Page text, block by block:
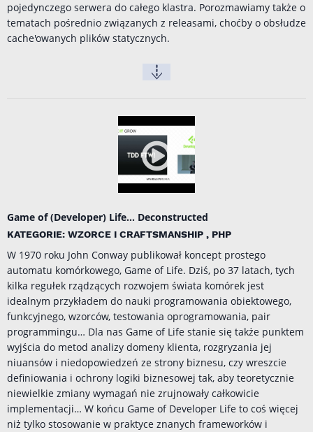
pojedynczego serwera do całego klastra. Porozmawiamy także o
tematach pośrednio związanych z releasami, choćby o obsłudze
cache'owanych plików statycznych.
Game of (Developer) Life... Deconstructed
KATEGORIE: WZORCE I CRAFTSMANSHIP , PHP
W 1970 roku John Conway publikował koncept prostego
automatu komórkowego, Game of Life. Dziś, po 37 latach, tych
kilka regułek rządzących rozwojem świata komórek jest
idealnym przykładem do nauki programowania obiektowego,
funkcyjnego, wzorców, testowania oprogramowania, pair
programmingu… Dla nas Game of Life stanie się także punktem
wyjścia do metod analizy domeny klienta, rozgryzania jej
niuansów i niedopowiedzeń ze strony biznesu, czy wreszcie
definiowania i ochrony logiki biznesowej tak, aby teoretycznie
niewielkie zmiany wymagań nie zrujnowały całkowicie
implementacji… W końcu Game of Developer Life to coś więcej
niż tylko stosowanie w praktyce znanych frameworków i